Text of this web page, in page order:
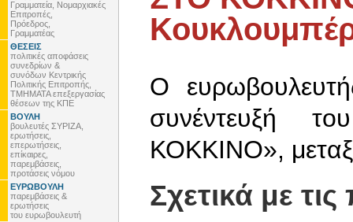
Γραμματεία, Νομαρχιακές
Επιτροπές,
Πρόεδρος,
Γραμματέας
ΘΕΣΕΙΣ
πολιτικές αποφάσεις
συνεδρίων &
συνόδων Κεντρικής
Πολιτικής Επιτροπής,
ΤΜΗΜΑΤΑ επεξεργασίας
θέσεων της ΚΠΕ
ΒΟΥΛΗ
βουλευτές ΣΥΡΙΖΑ,
ερωτήσεις,
επερωτήσεις,
επίκαιρες,
παρεμβάσεις,
προτάσεις νόμου
ΕΥΡΩΒΟΥΛΗ
παρεμβάσεις &
ερωτήσεις
του ευρωβουλευτή
Ο
συνέντευξή
ΚΟΚΚΙΝΟ»,
Σχετικά με